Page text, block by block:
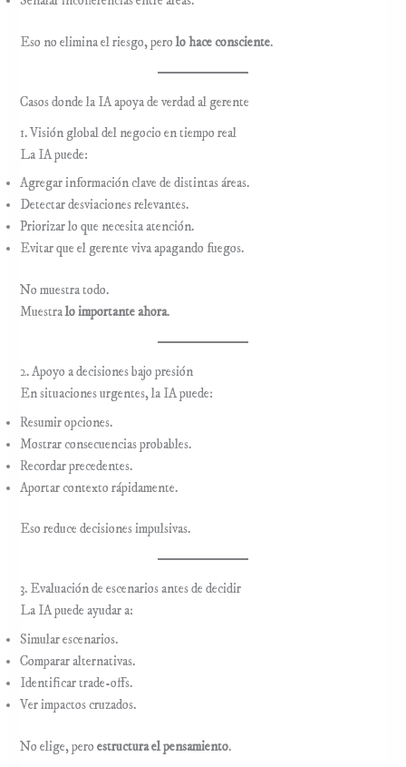
Eso no elimina el riesgo, perolo hace consciente.
Casos donde la IA apoya de verdad al gerente
1. Visión global del negocio en tiempo real
La IA puede:
Agregar información clave de distintas áreas.
Detectar desviaciones relevantes.
Priorizar lo que necesita atención.
Evitar que el gerente viva apagando fuegos.
No muestra todo.
Muestralo importante ahora.
2. Apoyo a decisiones bajo presión
En situaciones urgentes, la IA puede:
Resumir opciones.
Mostrar consecuencias probables.
Recordar precedentes.
Aportar contexto rápidamente.
Eso reduce decisiones impulsivas.
3. Evaluación de escenarios antes de decidir
La IA puede ayudar a:
Simular escenarios.
Comparar alternativas.
Identificar trade-offs.
Ver impactos cruzados.
No elige, peroestructura el pensamiento.